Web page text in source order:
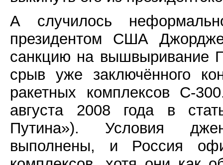
А случилось
президентом США
санкцию на вышвыривание
срыв уже заключённого
ракетных комплексов С-
августа 2008 года в
Путина»). Условия
выполнены, и Россия